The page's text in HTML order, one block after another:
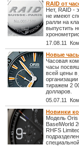
RAID от
Нет, RAID -
не имеют
ралли на
выпустить
17.08.11
Новые
Часовая
часы
всей цены в
тиражем 2
долларов.
05.07.11
Новинки
Модель Oris
BaselWorld
RHFS